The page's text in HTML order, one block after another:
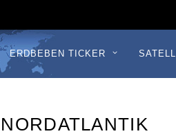
ERDBEBEN TICKER
NORDATLANTIK